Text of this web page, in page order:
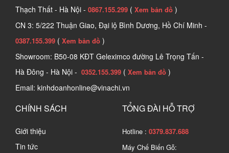
Thạch Thất - Hà Nội - 0867.155.299 ( Xem bản đồ )
CN 3: 5/222 Thuận Giao, Đại lộ Bình Dương, Hồ Chí Minh -
0387.155.399 ( Xem bản đồ )
Showroom: B50-08 KĐT Geleximco đường Lê Trọng Tấn -
Hà Đông - Hà Nội - 0352.155.399 ( Xem bản đồ )
Email: kinhdoanhonline@vinachi.vn
CHÍNH SÁCH
Giới thiệu
Tin tức
TỔNG ĐÀI HỖ TRỢ
Hotline : 0379.837.688
Máy Chế Biến Gỗ: